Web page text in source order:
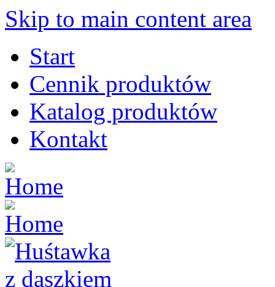
Skip to main content area
Start
Cennik produktów
Katalog produktów
Kontakt